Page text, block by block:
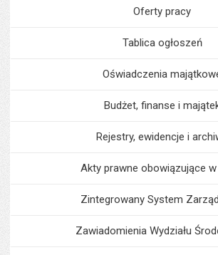
Oferty pracy
Tablica ogłoszeń
Oświadczenia
Budżet, finanse i
Rejestry, ewidencje i
Akty prawne obowiązujące w
Zintegrowany System
Zawiadomienia Wydziału